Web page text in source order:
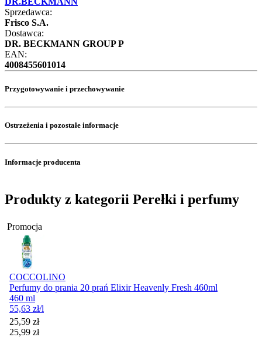
Sprzedawca:
Frisco S.A.
Dostawca:
DR. BECKMANN GROUP P
EAN:
4008455601014
Przygotowywanie i przechowywanie
Ostrzeżenia i pozostałe informacje
Informacje producenta
Produkty z kategorii Perełki i perfumy
Promocja
COCCOLINO
Perfumy do prania 20 prań Elixir Heavenly Fresh 460ml
460 ml
55,63 zł/l
Cena promocyjna
25,59 zł
25,99 zł